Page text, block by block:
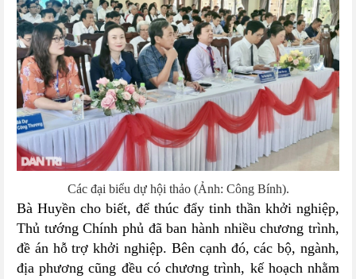
Các đại biểu dự hội thảo (Ảnh: Công Bính).
Bà Huyền cho biết, để thúc đẩy tinh thần khởi nghiệp,
Thủ tướng Chính phủ đã ban hành nhiều chương trình,
đề án hỗ trợ khởi nghiệp. Bên cạnh đó, các bộ, ngành,
địa phương cũng đều có chương trình, kế hoạch nhằm